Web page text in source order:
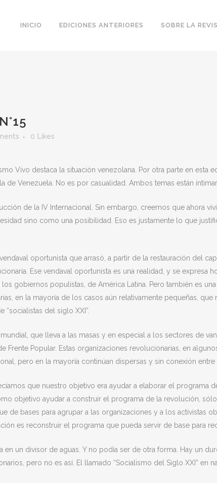
INICIO EDICIONES ANTERIORES SOBRE LA
0 Likes
Vivo destaca la situación venezolana. Por otra parte en esta
de Venezuela. No es por casualidad. Ambos temas están
de la IV Internacional. Sin embargo, creemos que ahora
sino como una posibilidad. Eso es justamente lo que
oportunista que arrasó, a partir de la restauración del
Ese vendaval oportunista es una realidad, y se expresa
gobiernos populistas, de América Latina. Pero también es
en la mayoría de los casos aún relativamente pequeñas,
del siglo XXI”.
que lleva a las masas y en especial a los sectores de
Popular. Estas organizaciones revolucionarias, en
pero en la mayoría continúan dispersas y sin conexión entre
que nuestro objetivo era ayudar a elaborar el programa
objetivo ayudar a construir el programa de la revolución,
de bases para agrupar a las organizaciones y a los activistas
es reconstruir el programa que pueda servir de base para
en un divisor de aguas. Y no podía ser de otra forma. Hay un
pero no es así. El llamado “Socialismo del Siglo XXI” en